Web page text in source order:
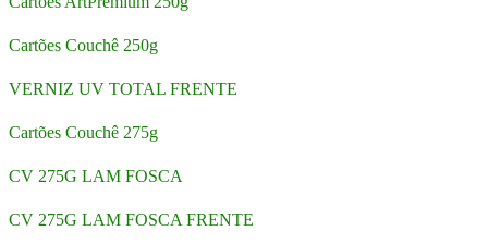
Cartões Couchê 250g
VERNIZ UV TOTAL FRENTE
Cartões Couchê 275g
CV 275G LAM FOSCA
CV 275G LAM FOSCA FRENTE